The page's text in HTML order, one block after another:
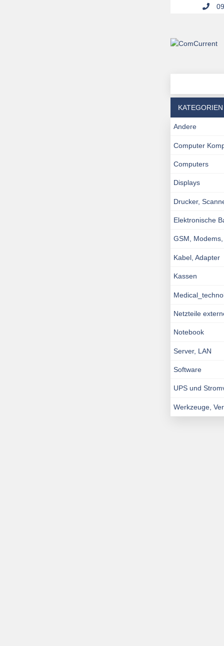
KATEGORIEN
Andere
Computer
Computers
Displays
Drucker,
Elektronische
GSM,
Kabel, Adapter
Kassen
Netzteile
Notebook
Server, LAN
Software
UPS und
Werkzeuge,